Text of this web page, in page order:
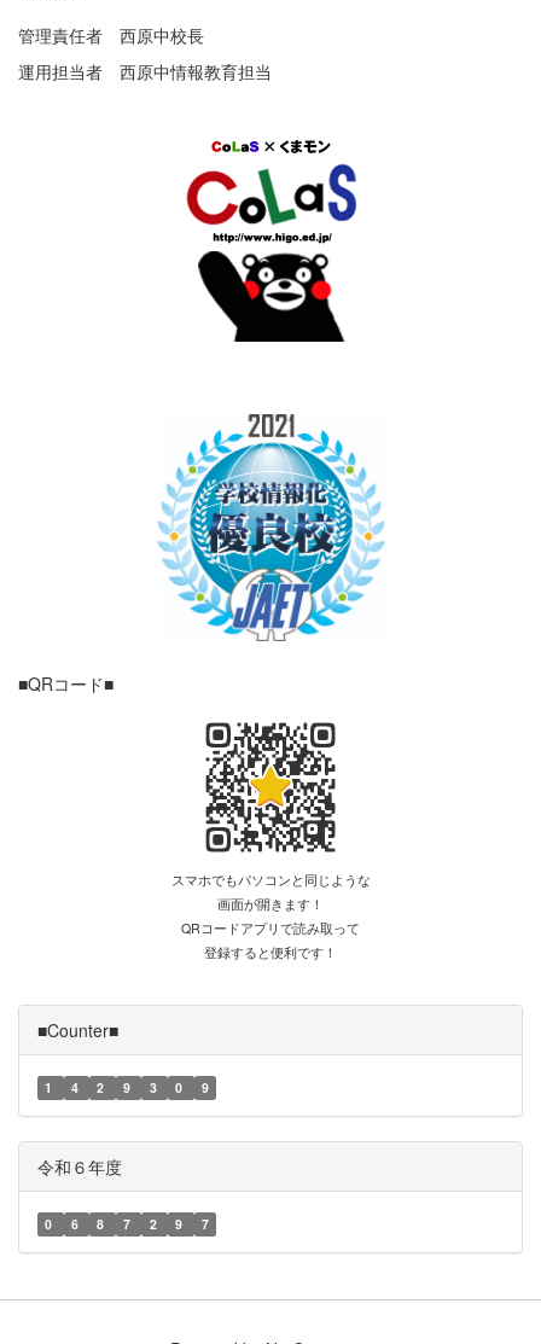
管理責任者 西原中校長
運用担当者 西原中情報教育担当
■QRコード■
スマホでもパソコンと同じような
画面が開きます！
QRコードアプリで読み取って
登録すると便利です！
■Counter■
1 4 2 9 3 0 9
令和６年度
0 6 8 7 2 9 7